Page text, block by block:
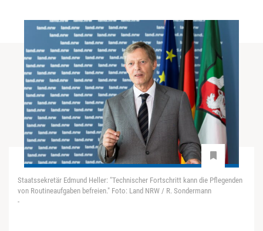
Staatssekretär Edmund Heller: "Technischer Fortschritt kann die Pflegenden
von Routineaufgaben befreien." Foto: Land NRW / R. Sondermann
-